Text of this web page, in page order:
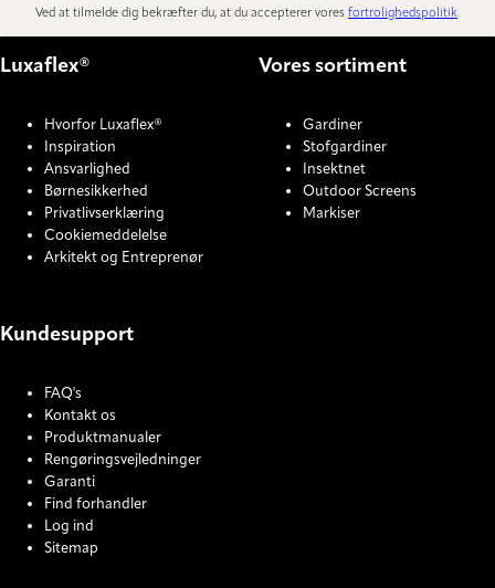
Ved at tilmelde dig bekræfter du, at du accepterer vores fortrolighedspolitik.
Luxaflex®
Hvorfor Luxaflex®
Inspiration
Ansvarlighed
Børnesikkerhed
Privatlivserklæring
Cookiemeddelelse
Arkitekt og Entreprenør
Vores sortiment
Gardiner
Stofgardiner
Insektnet
Outdoor Screens
Markiser
Kundesupport
FAQ's
Kontakt os
Produktmanualer
Rengøringsvejledninger
Garanti
Find forhandler
Log ind
Sitemap